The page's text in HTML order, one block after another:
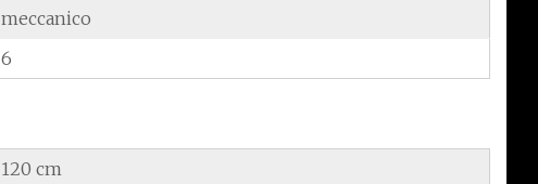
meccanico
6
120 cm